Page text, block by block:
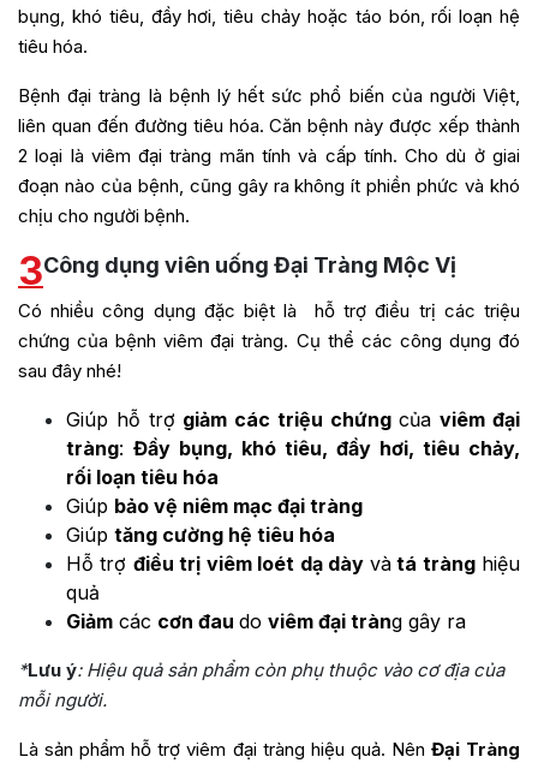
bụng, khó tiêu, đầy hơi, tiêu chảy hoặc táo bón, rối loạn hệ
tiêu hóa.
Bệnh đại tràng là bệnh lý hết sức phổ biến của người Việt,
liên quan đến đường tiêu hóa. Căn bệnh này được xếp thành
2 loại là viêm đại tràng mãn tính và cấp tính. Cho dù ở giai
đoạn nào của bệnh, cũng gây ra không ít phiền phức và khó
chịu cho người bệnh.
3Công dụng viên uống Đại Tràng Mộc Vị
Có nhiều công dụng đặc biệt là hỗ trợ điều trị các triệu
chứng của bệnh viêm đại tràng. Cụ thể các công dụng đó
sau đây nhé!
Giúp hỗ trợ giảm các triệu chứngcủaviêm đại
tràng: Đầy bụng, khó tiêu, đầy hơi, tiêu chảy,
rối loạn tiêu hóa
Giúp bảo vệ niêm mạc đại tràng
Giúp tăng cường hệ tiêu hóa
Hỗ trợ điều trị viêm loét dạ dày vàtá trànghiệu
quả
Giảm các cơn đau do viêm đại tràng gây ra
*Lưu ý: Hiệu quả sản phẩm còn phụ thuộc vào cơ địa của
mỗi người.
Là sản phẩm hỗ trợ viêm đại tràng hiệu quả. Nên Đại Tràng